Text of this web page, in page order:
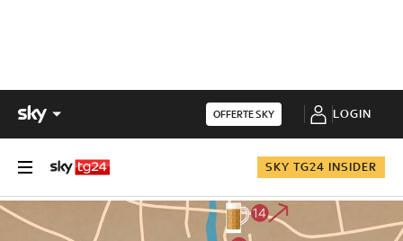
OFFERTE SKY LOGIN
SKY TG24 INSIDER